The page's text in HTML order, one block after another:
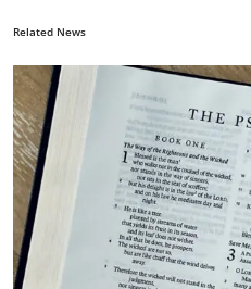
Related News